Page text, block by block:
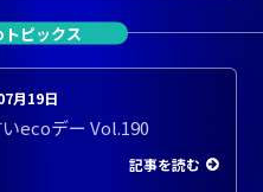
ピックス
月19日
ecoデー Vol.190
記事を読む